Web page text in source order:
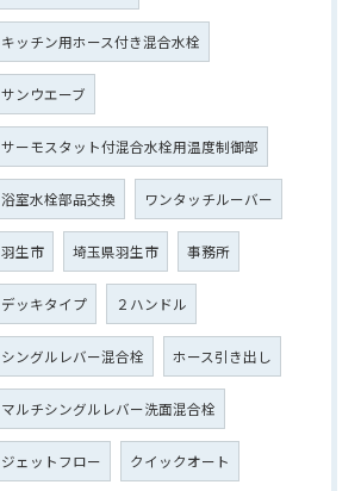
キッチン用ホース付き混合水栓
サンウエーブ
サーモスタット付混合水栓用温度制御部
浴室水栓部品交換 ワンタッチルーバー
羽生市 埼玉県羽生市 事務所
デッキタイプ ２ハンドル
シングルレバー混合栓 ホース引き出し
マルチシングルレバー洗面混合栓
ジェットフロー クイックオート